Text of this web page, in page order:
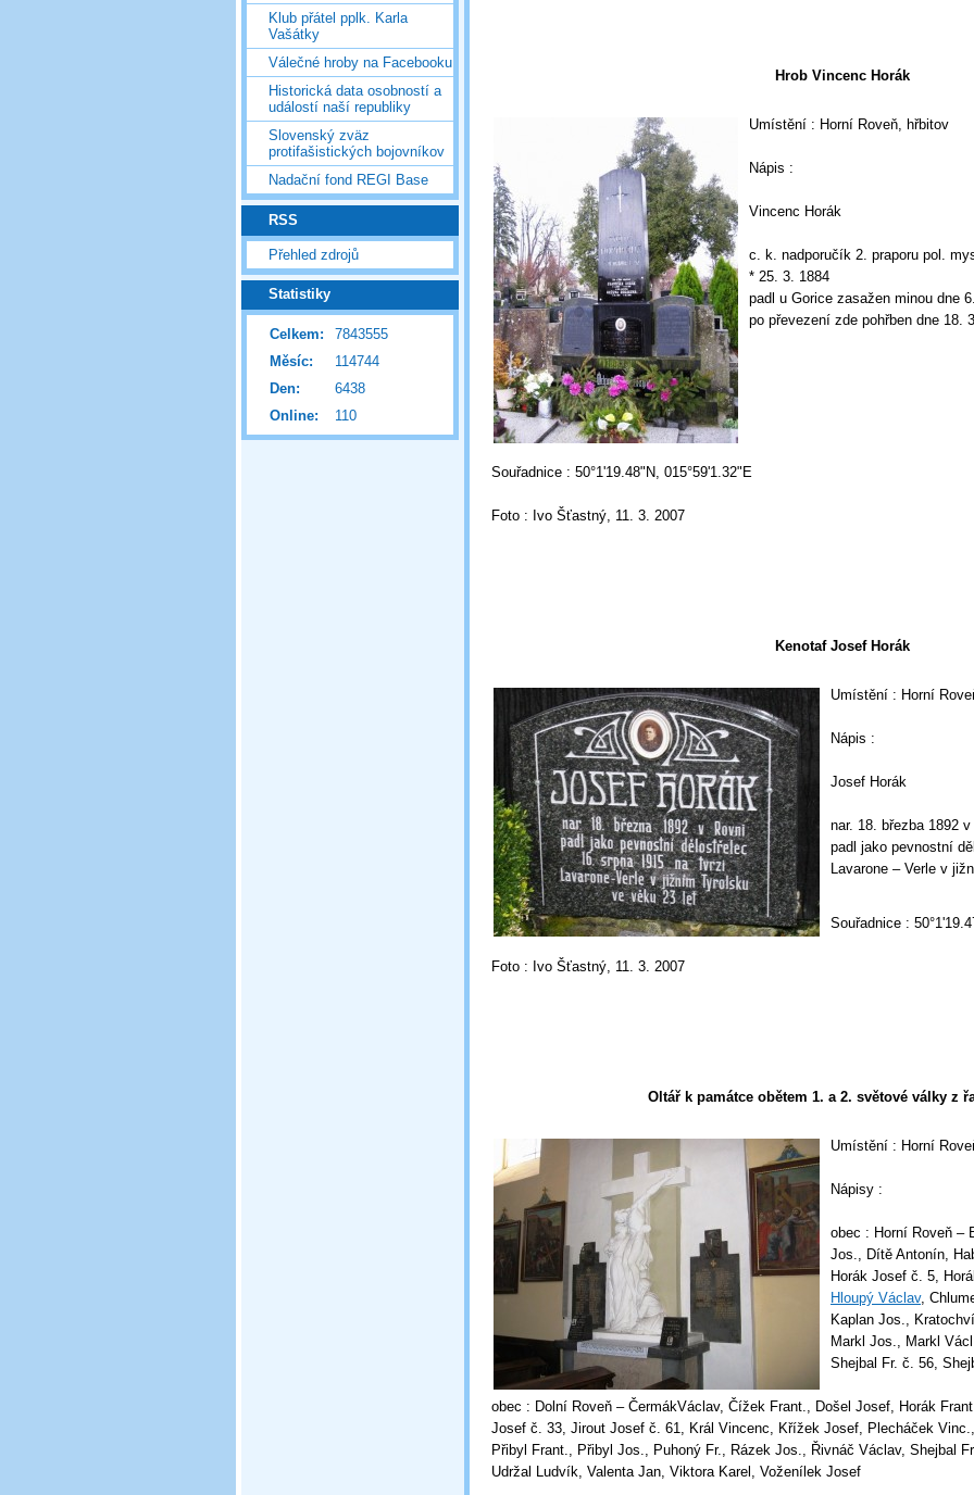
Klub přátel pplk. Karla
Vašátky
Válečné hroby na Facebooku
Historická data osobností a
událostí naší republiky
Slovenský zväz
protifašistických bojovníkov
Nadační fond REGI Base
RSS
Přehled zdrojů
Statistiky
Online: 110
Celkem:
7843555
Měsíc:
114744
Den:
6438
Hrob Vincenc Horák
Umístění : Horní Roveň, hřbitov
Nápis :
Vincenc Horák
c. k. nadporučík 2. praporu pol.
* 25. 3. 1884
padl u Gorice zasažen minou dne
po převezení zde pohřben dne 18.
Souřadnice : 50°1'19.48"N, 015°59'1.32"E
Foto : Ivo Šťastný, 11. 3. 2007
Kenotaf Josef Horák
Umístění : Horní
Nápis :
Josef Horák
nar. 18. březba 1892
padl jako pevnostní
Lavarone – Verle v
Souřadnice :
Foto : Ivo Šťastný, 11. 3. 2007
Oltář k památce obětem 1. a 2. světové války z
Umístění : Horní
Nápisy :
obec : Horní Roveň –
Jos., Dítě Antonín,
Horák Josef č. 5,
Hloupý Václav,
Kaplan Jos.,
Markl Jos., Markl
Shejbal Fr. č. 56,
obec : Dolní Roveň – ČermákVáclav, Čížek Frant., Došel Josef, Horák
Josef č. 33, Jirout Josef č. 61, Král Vincenc, Křížek Josef, Plecháček
Přibyl Frant., Přibyl Jos., Puhoný Fr., Rázek Jos., Řivnáč Václav, Shejbal
Udržal Ludvík, Valenta Jan, Viktora Karel, Voženílek Josef